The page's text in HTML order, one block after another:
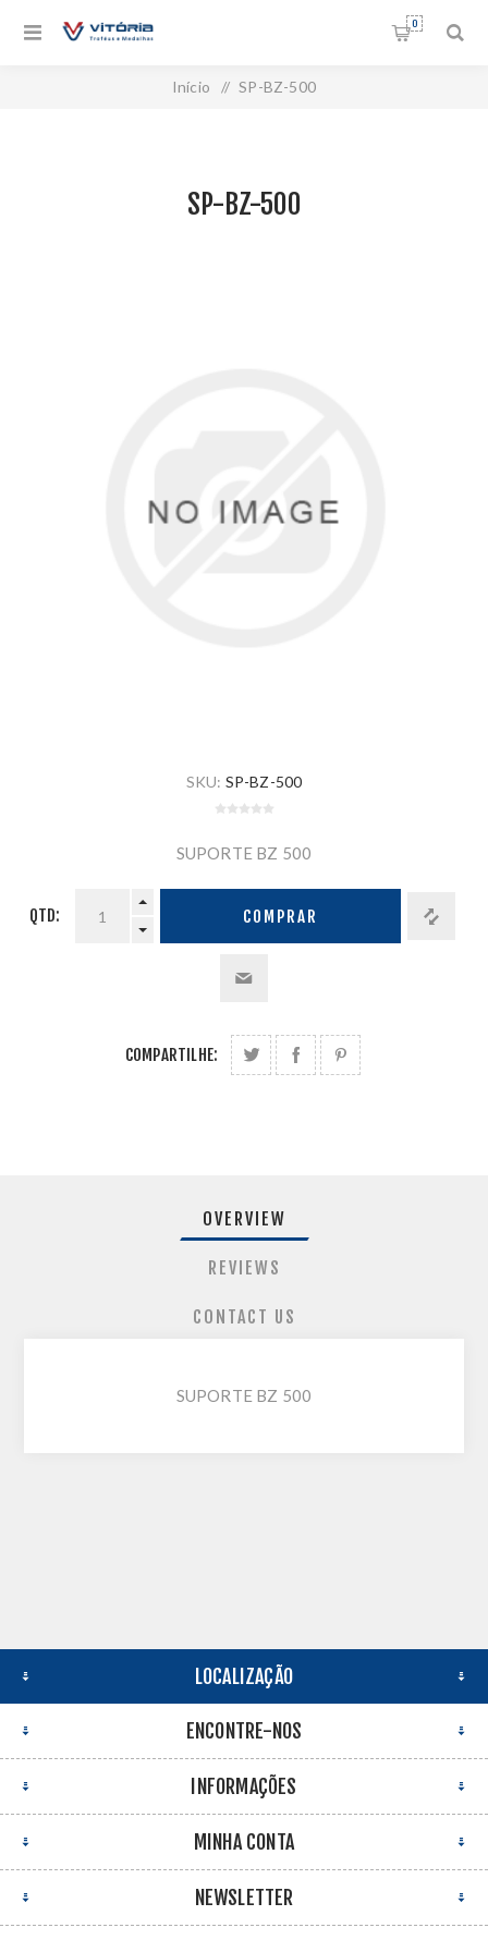
0
Início / SP-BZ-500
SP-BZ-500
SKU: SP-BZ-500
SUPORTE BZ 500
QTD: COMPRAR
COMPARTILHE:
OVERVIEW
REVIEWS
CONTACT US
SUPORTE BZ 500
LOCALIZAÇÃO
ENCONTRE-NOS
INFORMAÇÕES
MINHA CONTA
NEWSLETTER